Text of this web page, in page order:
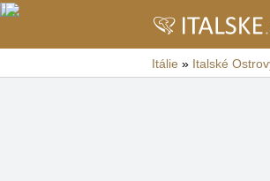
Itálie » Italské